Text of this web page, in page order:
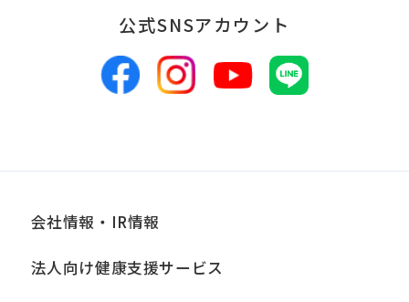
ざん、紛失等がないよう適正な管理に努
めます。当社において安全管理のために
講じている措置の内容については、本プ
■個人情報の開示
当社は、お客様からお預かりした個人情
公式SNSアカウント
会社情報・IR情報
法人向け健康支援サービス